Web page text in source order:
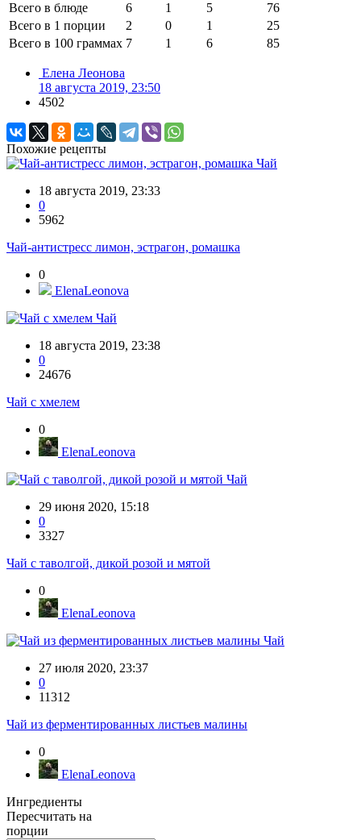
Всего в блюде
6 1 5
76
Всего в 1 порции
2 0 1
25
Всего в 100 граммах 7 1 6 85
Елена Леонова
18 августа 2019, 23:50
4502
Похожие рецепты
Чай
18 августа 2019, 23:33
0
5962
Чай-антистресс лимон, эстрагон, ромашка
0
ElenaLeonova
Чай
18 августа 2019, 23:38
0
24676
Чай с хмелем
0
ElenaLeonova
Чай
29 июня 2020, 15:18
0
3327
Чай с таволгой, дикой розой и мятой
0
ElenaLeonova
Чай
27 июля 2020, 23:37
0
11312
Чай из ферментированных листьев малины
0
ElenaLeonova
Ингредиенты
Пересчитать на
порции